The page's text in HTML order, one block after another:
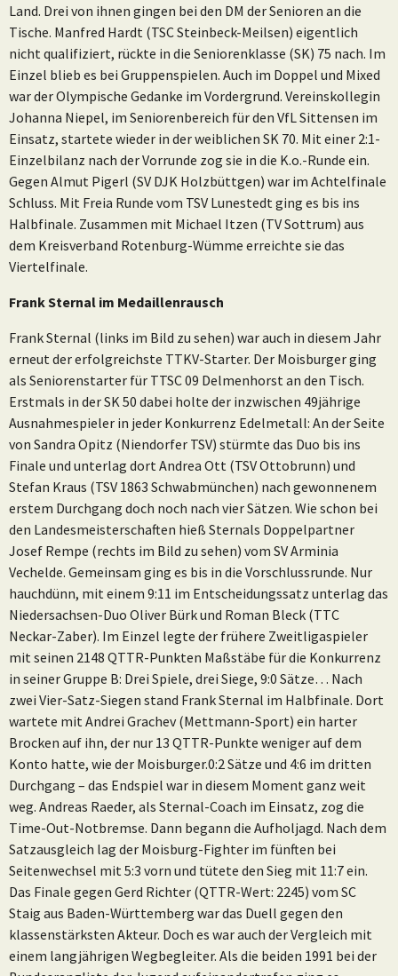
Land. Drei von ihnen gingen bei den DM der Senioren an die
Tische. Manfred Hardt (TSC Steinbeck-Meilsen) eigentlich
nicht qualifiziert, rückte in die Seniorenklasse (SK) 75 nach. Im
Einzel blieb es bei Gruppenspielen. Auch im Doppel und Mixed
war der Olympische Gedanke im Vordergrund. Vereinskollegin
Johanna Niepel, im Seniorenbereich für den VfL Sittensen im
Einsatz, startete wieder in der weiblichen SK 70. Mit einer 2:1-
Einzelbilanz nach der Vorrunde zog sie in die K.o.-Runde ein.
Gegen Almut Pigerl (SV DJK Holzbüttgen) war im Achtelfinale
Schluss. Mit Freia Runde vom TSV Lunestedt ging es bis ins
Halbfinale. Zusammen mit Michael Itzen (TV Sottrum) aus
dem Kreisverband Rotenburg-Wümme erreichte sie das
Viertelfinale.
Frank Sternal im Medaillenrausch
Frank Sternal (links im Bild zu sehen) war auch in diesem Jahr
erneut der erfolgreichste TTKV-Starter. Der Moisburger ging
als Seniorenstarter für TTSC 09 Delmenhorst an den Tisch.
Erstmals in der SK 50 dabei holte der inzwischen 49jährige
Ausnahmespieler in jeder Konkurrenz Edelmetall: An der Seite
von Sandra Opitz (Niendorfer TSV) stürmte das Duo bis ins
Finale und unterlag dort Andrea Ott (TSV Ottobrunn) und
Stefan Kraus (TSV 1863 Schwabmünchen) nach gewonnenem
erstem Durchgang doch noch nach vier Sätzen. Wie schon bei
den Landesmeisterschaften hieß Sternals Doppelpartner
Josef Rempe (rechts im Bild zu sehen) vom SV Arminia
Vechelde. Gemeinsam ging es bis in die Vorschlussrunde. Nur
hauchdünn, mit einem 9:11 im Entscheidungssatz unterlag das
Niedersachsen-Duo Oliver Bürk und Roman Bleck (TTC
Neckar-Zaber). Im Einzel legte der frühere Zweitligaspieler
mit seinen 2148 QTTR-Punkten Maßstäbe für die Konkurrenz
in seiner Gruppe B: Drei Spiele, drei Siege, 9:0 Sätze… Nach
zwei Vier-Satz-Siegen stand Frank Sternal im Halbfinale. Dort
wartete mit Andrei Grachev (Mettmann-Sport) ein harter
Brocken auf ihn, der nur 13 QTTR-Punkte weniger auf dem
Konto hatte, wie der Moisburger.0:2 Sätze und 4:6 im dritten
Durchgang – das Endspiel war in diesem Moment ganz weit
weg. Andreas Raeder, als Sternal-Coach im Einsatz, zog die
Time-Out-Notbremse. Dann begann die Aufholjagd. Nach dem
Satzausgleich lag der Moisburg-Fighter im fünften bei
Seitenwechsel mit 5:3 vorn und tütete den Sieg mit 11:7 ein.
Das Finale gegen Gerd Richter (QTTR-Wert: 2245) vom SC
Staig aus Baden-Württemberg war das Duell gegen den
klassenstärksten Akteur. Doch es war auch der Vergleich mit
einem langjährigen Wegbegleiter. Als die beiden 1991 bei der